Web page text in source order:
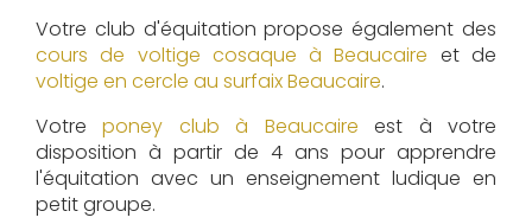
Votre club d'équitation propose également des
cours de voltige cosaque àBeaucaire et de
voltige en cercle au surfaixBeaucaire.
Votreponey club à Beaucaire est à votre
disposition à partir de 4 ans pour apprendre
l'équitation avec un enseignement ludique en
petit groupe.